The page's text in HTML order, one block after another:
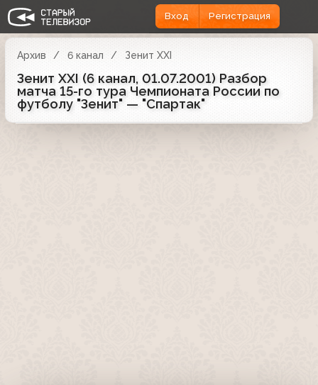
Вход Регистрация
Архив 6 канал Зенит XXI
Зенит XXI (6 канал, 01.07.2001) Разбор
матча 15-го тура Чемпионата России по
футболу "Зенит" — "Спартак"